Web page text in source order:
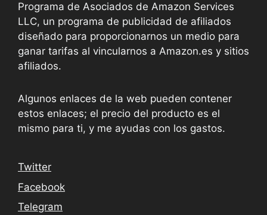
Programa de Asociados de Amazon Services
LLC, un programa de publicidad de afiliados
diseñado para proporcionarnos un medio para
ganar tarifas al vincularnos a Amazon.es y sitios
afiliados.
Algunos enlaces de la web pueden contener
estos enlaces; el precio del producto es el
mismo para ti, y me ayudas con los gastos.
Twitter
Facebook
Telegram